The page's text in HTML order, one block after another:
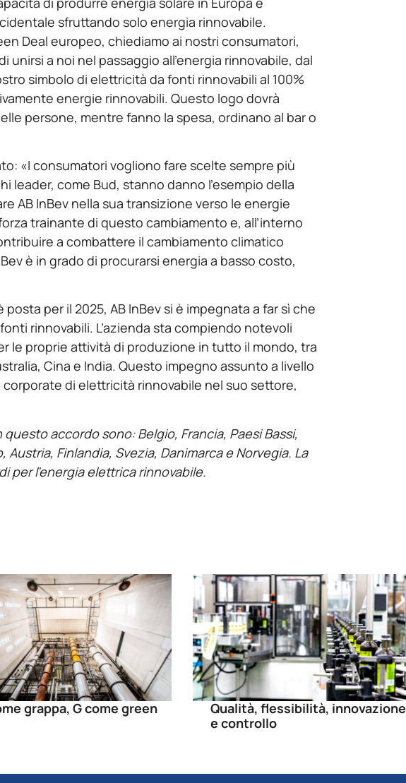
sfruttando solo energia rinnovabile.
Deal europeo, chiediamo ai nostri consumatori,
a noi nel passaggio all’energia rinnovabile, dal
simbolo di elettricità da fonti rinnovabili al 100%
energie rinnovabili. Questo logo dovrà
persone, mentre fanno la spesa, ordinano al bar o
«I consumatori vogliono fare scelte sempre più
leader, come Bud, stanno danno l’esempio della
AB InBev nella sua transizione verso le energie
trainante di questo cambiamento e, all’interno
a combattere il cambiamento climatico
è in grado di procurarsi energia a basso costo,
per il 2025, AB InBev si è impegnata a far sì che
rinnovabili. L’azienda sta compiendo notevoli
le proprie attività di produzione in tutto il mondo, tra
Cina e India. Questo impegno assunto a livello
di elettricità rinnovabile nel suo settore,
accordo sono: Belgio, Francia, Paesi Bassi,
Finlandia, Svezia, Danimarca e Norvegia. La
per l’energia elettrica rinnovabile.
grappa, G come green
Qualità, flessibilità, innovazione
e controllo